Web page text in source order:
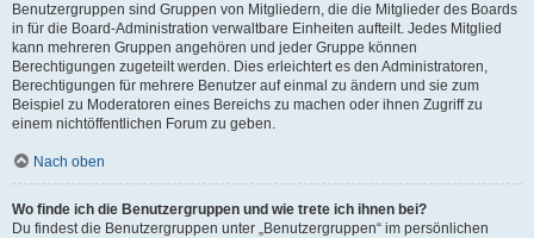
Benutzergruppen sind Gruppen von Mitgliedern, die die Mitglieder des Boards
in für die Board-Administration verwaltbare Einheiten aufteilt. Jedes Mitglied
kann mehreren Gruppen angehören und jeder Gruppe können
Berechtigungen zugeteilt werden. Dies erleichtert es den Administratoren,
Berechtigungen für mehrere Benutzer auf einmal zu ändern und sie zum
Beispiel zu Moderatoren eines Bereichs zu machen oder ihnen Zugriff zu
einem nichtöffentlichen Forum zu geben.
Nach oben
Wo finde ich die Benutzergruppen und wie trete ich ihnen bei?
Du findest die Benutzergruppen unter „Benutzergruppen“ im persönlichen